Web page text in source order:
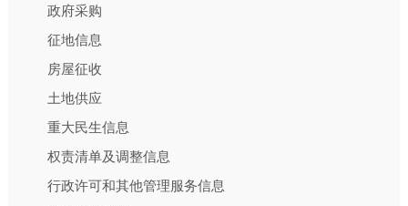
政府采购
征地信息
房屋征收
土地供应
重大民生信息
权责清单及调整信息
行政许可和其他管理服务信息